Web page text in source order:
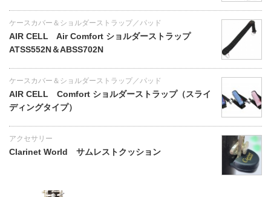
ケースカバー＆ショルダーストラップ／パッド
AIR CELL Air Comfort ショルダーストラップ
ATSS552N＆ABSS702N
ケースカバー＆ショルダーストラップ／パッド
AIR CELL Comfort ショルダーストラップ（スライ
ディングタイプ）
アクセサリー
Clarinet World サムレストクッション